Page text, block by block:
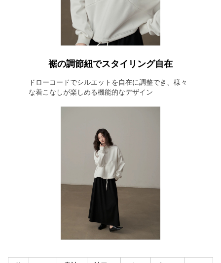
裾の調節紐でスタイリング自在
ドローコードでシルエットを自在に調整でき、様々
な着こなしが楽しめる機能的なデザイン